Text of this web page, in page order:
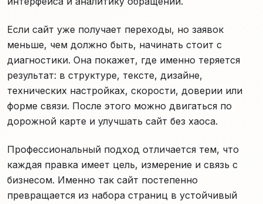
Если сайт уже получает переходы, но заявок
меньше, чем должно быть, начинать стоит с
диагностики. Она покажет, где именно теряется
результат: в структуре, тексте, дизайне,
технических настройках, скорости, доверии или
форме связи. После этого можно двигаться по
дорожной карте и улучшать сайт без хаоса.
Профессиональный подход отличается тем, что
каждая правка имеет цель, измерение и связь с
бизнесом. Именно так сайт постепенно
превращается из набора страниц в устойчивый